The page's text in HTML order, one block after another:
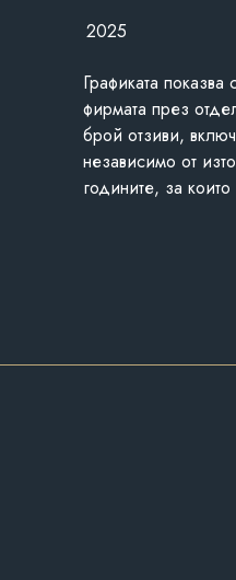
2025
Графиката
фирмата през
брой отзиви,
независимо от
годините, за